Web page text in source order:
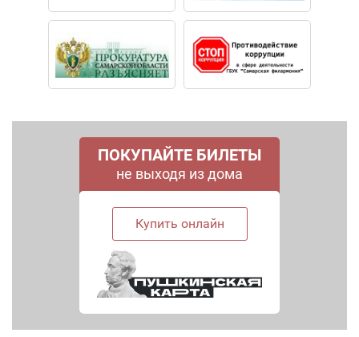
ПОКУПАЙТЕ БИЛЕТЫ
не выходя из дома
Купить онлайн